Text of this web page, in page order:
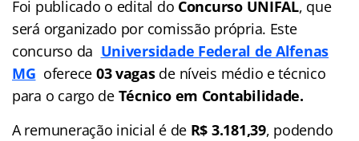
Foi publicado o edital do Concurso UNIFAL, que
será organizado por comissão própria. Este
concurso da Universidade Federal de Alfenas
MG oferece 03 vagasde níveis médio e técnico
para o cargo de Técnico em Contabilidade.
A remuneração inicial é de R$ 3.181,39, podendo